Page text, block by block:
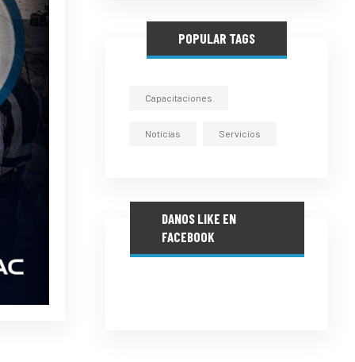
POPULAR TAGS
Capacitaciones
Noticias Servicios
DANOS LIKE EN
FACEBOOK